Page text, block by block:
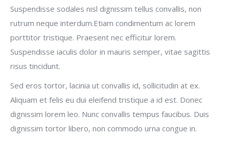
Suspendisse sodales nisl dignissim tellus convallis, non
rutrum neque interdum.Etiam condimentum ac lorem
porttitor tristique. Praesent nec efficitur lorem.
Suspendisse iaculis dolor in mauris semper, vitae sagittis
risus tincidunt.
Sed eros tortor, lacinia ut convallis id, sollicitudin at ex.
Aliquam et felis eu dui eleifend tristique a id est. Donec
dignissim lorem leo. Nunc convallis tempus faucibus. Duis
dignissim tortor libero, non commodo urna congue in.